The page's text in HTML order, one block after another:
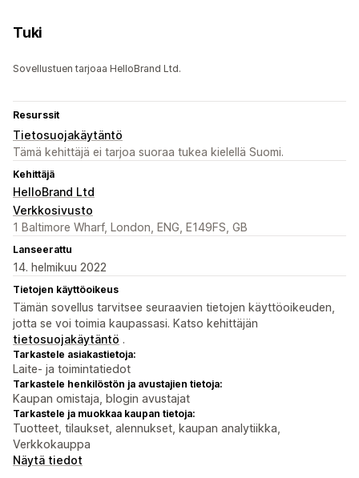
Tuki
Sovellustuen tarjoaa HelloBrand Ltd.
Resurssit
Tietosuojakäytäntö
Tämä kehittäjä ei tarjoa suoraa tukea kielellä Suomi.
Kehittäjä
HelloBrand Ltd
Verkkosivusto
1 Baltimore Wharf, London, ENG, E149FS, GB
Lanseerattu
14. helmikuu 2022
Tietojen käyttöoikeus
Tämän sovellus tarvitsee seuraavien tietojen käyttöoikeuden,
jotta se voi toimia kaupassasi. Katso kehittäjän
tietosuojakäytäntö .
Tarkastele asiakastietoja:
Laite- ja toimintatiedot
Tarkastele henkilöstön ja avustajien tietoja:
Kaupan omistaja, blogin avustajat
Tarkastele ja muokkaa kaupan tietoja:
Tuotteet, tilaukset, alennukset, kaupan analytiikka,
Verkkokauppa
Näytä tiedot